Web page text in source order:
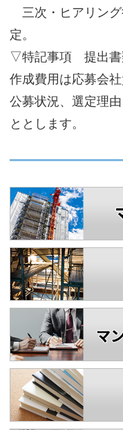
三次・ヒアリング
定。
▽特記事項 提出書
作成費用は応募会社
公募状況、選定理
ととし